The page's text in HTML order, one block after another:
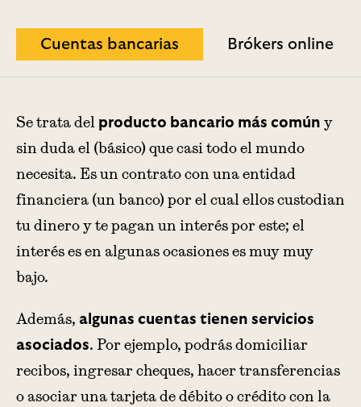
Cuentas bancarias Brókers online
Se trata del producto bancario más común y
sin duda el (básico) que casi todo el mundo
necesita. Es un contrato con una entidad
financiera (un banco) por el cual ellos custodian
tu dinero y te pagan un interés por este; el
interés es en algunas ocasiones es muy muy
bajo.
Además, algunas cuentas tienen servicios
asociados. Por ejemplo, podrás domiciliar
recibos, ingresar cheques, hacer transferencias
o asociar una tarjeta de débito o crédito con la